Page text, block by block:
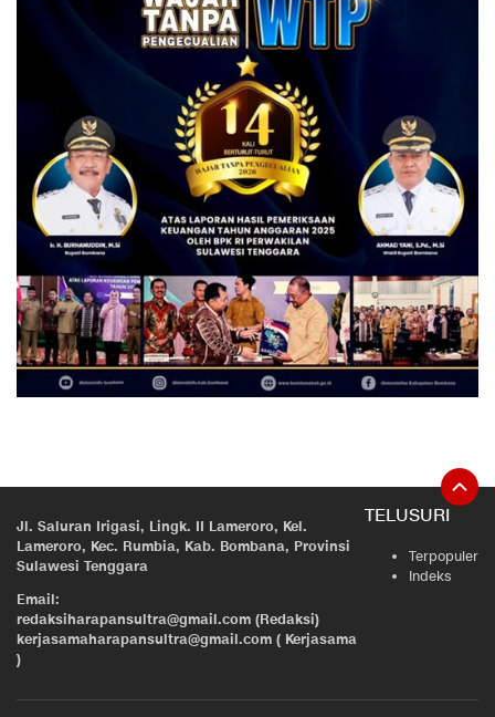
Jl. Saluran Irigasi, Lingk. II Lameroro, Kel.
Lameroro, Kec. Rumbia, Kab. Bombana, Provinsi
Sulawesi Tenggara
Email:
redaksiharapansultra@gmail.com (Redaksi)
kerjasamaharapansultra@gmail.com ( Kerjasama
)
TELUSURI
Terpopuler
Indeks